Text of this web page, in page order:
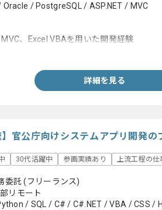
/ PostgreSQL / ASP.NET / MVC
MVC、Excel VBAを用いた開発経験
詳細を見る
】官公庁向けシステムアプリ開発
30代活躍中 参画実績あり 上流工程の仕
委託(フリーランス)
リモート
/ SQL / C# / C#.NET / VBA / CSS /